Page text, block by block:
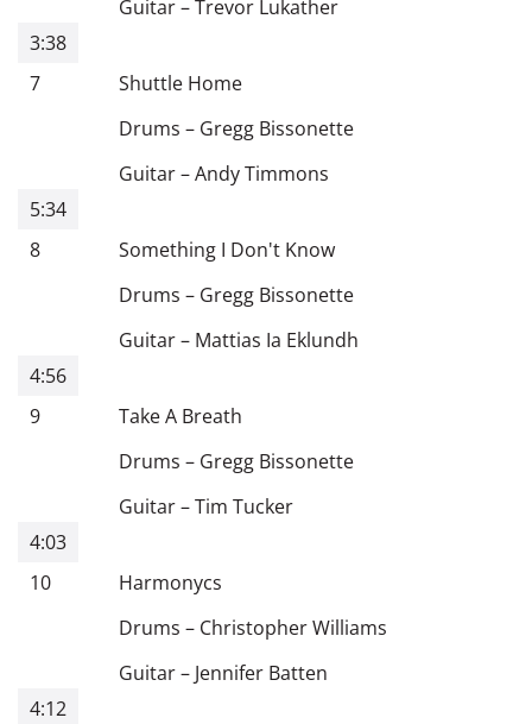
Guitar–Trevor Lukather
3:38
7
Shuttle Home
Drums – Gregg Bissonette
Guitar–Andy Timmons
5:34
8
Something I Don't Know
Drums – Gregg Bissonette
Guitar– Mattias Ia Eklundh
4:56
9
Take A Breath
Drums – Gregg Bissonette
Guitar–Tim Tucker
4:03
10
Harmonycs
Drums – Christopher Williams
Guitar– Jennifer Batten
4:12